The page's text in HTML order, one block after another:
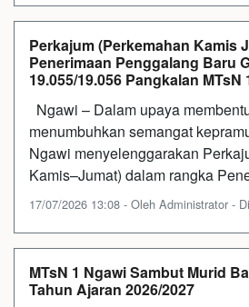
Perkajum (Perkemahan Kamis
Penerimaan Penggalang Baru
19.055/19.056 Pangkalan MTsN
Ngawi – Dalam upaya
menumbuhkan semangat
Ngawi menyelenggarakan
Kamis–Jumat) dalam rangka
17/07/2026 13:08 - Oleh Administrator -
MTsN 1 Ngawi Sambut Murid
Tahun Ajaran 2026/2027